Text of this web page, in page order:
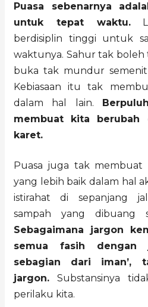
Puasa sebenarnya
untuk tepat waktu.
berdisiplin tinggi untuk
waktunya. Sahur tak
buka tak mundur
Kebiasaan itu tak
dalam hal lain.
membuat kita berubah
karet.
Puasa juga tak membuat
yang lebih baik dalam hal
istirahat di sepanjang
sampah yang dibuang
Sebagaimana jargon
semua fasih dengan
sebagian dari iman’,
jargon. Substansinya
perilaku kita.